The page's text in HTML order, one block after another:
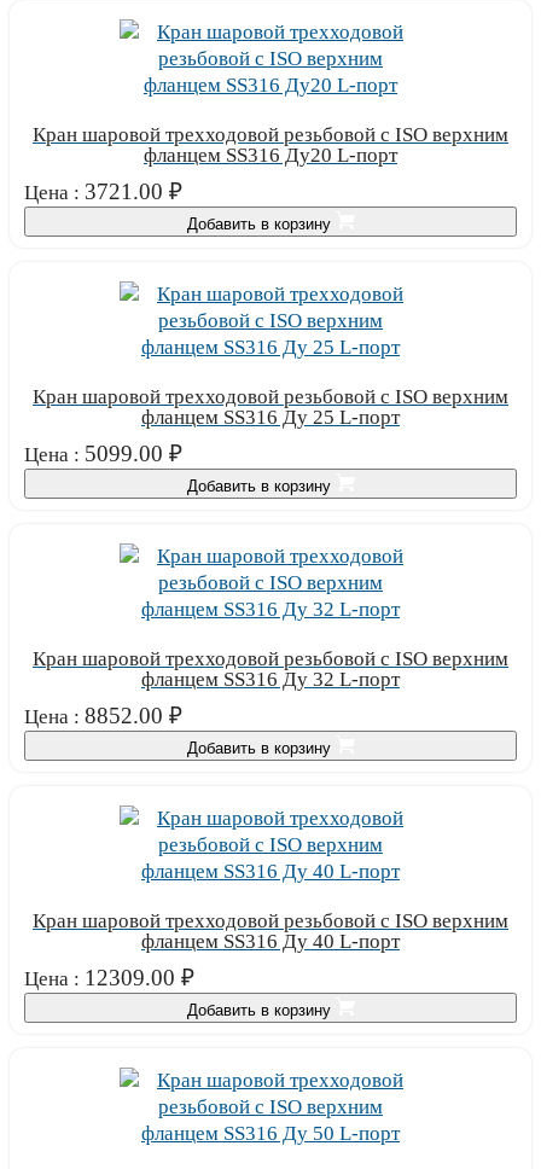
Кран шаровой трехходовой резьбовой с ISO верхним
фланцем SS316 Ду20 L-порт
Цена : 3721.00 ₽
Добавить в корзину
Кран шаровой трехходовой резьбовой с ISO верхним
фланцем SS316 Ду 25 L-порт
Цена : 5099.00 ₽
Добавить в корзину
Кран шаровой трехходовой резьбовой с ISO верхним
фланцем SS316 Ду 32 L-порт
Цена : 8852.00 ₽
Добавить в корзину
Кран шаровой трехходовой резьбовой с ISO верхним
фланцем SS316 Ду 40 L-порт
Цена : 12309.00 ₽
Добавить в корзину